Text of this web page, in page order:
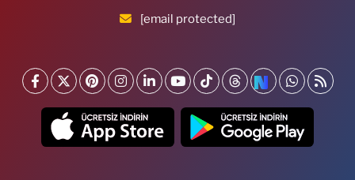
[email protected]